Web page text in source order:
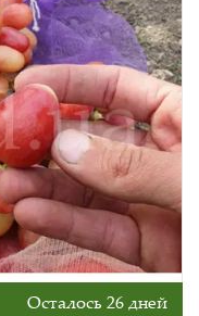
Осталось 26 дней